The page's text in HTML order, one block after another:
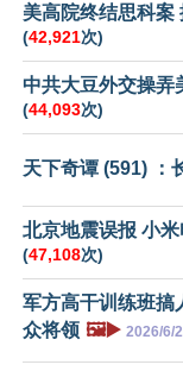
美高院终结思科案
(42,921次)
中共大豆外交操弄
(44,093次)
天下奇谭 (591) ：
北京地震误报 小
(47,108次)
军方高干训练班搞
众将领 🖼️▶️ 2026/6/